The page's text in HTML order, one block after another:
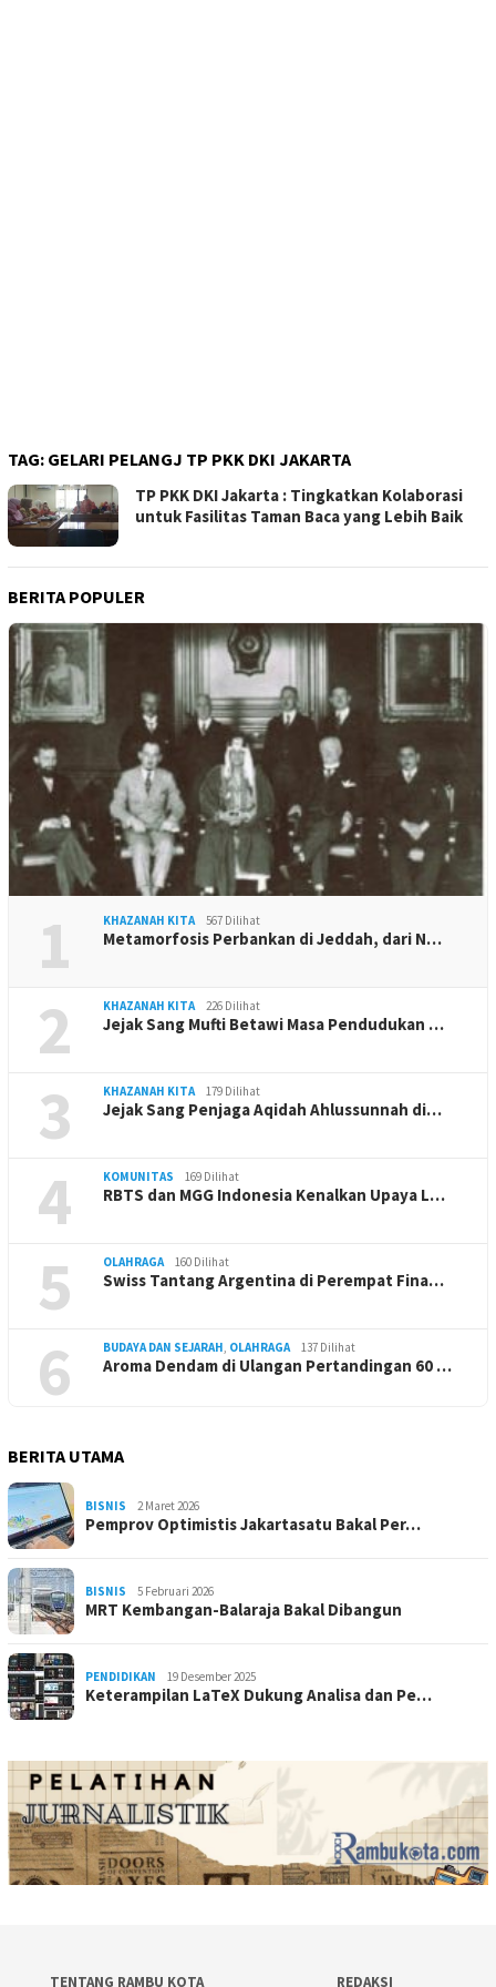
TAG: GELARI PELANGJ TP PKK DKI JAKARTA
TP PKK DKI Jakarta : Tingkatkan Kolaborasi
untuk Fasilitas Taman Baca yang Lebih Baik
BERITA POPULER
1 KHAZANAH KITA 567 Dilihat
Metamorfosis Perbankan di Jeddah, dari N…
2 KHAZANAH KITA 226 Dilihat
Jejak Sang Mufti Betawi Masa Pendudukan …
3 KHAZANAH KITA 179 Dilihat
Jejak Sang Penjaga Aqidah Ahlussunnah di…
4 KOMUNITAS 169 Dilihat
RBTS dan MGG Indonesia Kenalkan Upaya L…
5 OLAHRAGA 160 Dilihat
Swiss Tantang Argentina di Perempat Fina…
6 BUDAYA DAN SEJARAH, OLAHRAGA 137 Dilihat
Aroma Dendam di Ulangan Pertandingan 60 …
BERITA UTAMA
BISNIS 2 Maret 2026
Pemprov Optimistis Jakartasatu Bakal Per…
BISNIS 5 Februari 2026
MRT Kembangan-Balaraja Bakal Dibangun
PENDIDIKAN 19 Desember 2025
Keterampilan LaTeX Dukung Analisa dan Pe…
TENTANG RAMBU KOTA REDAKSI